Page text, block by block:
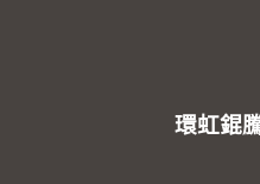
環虹錕